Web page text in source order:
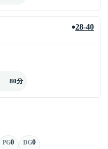
●28-40
80分
PG0 DG0